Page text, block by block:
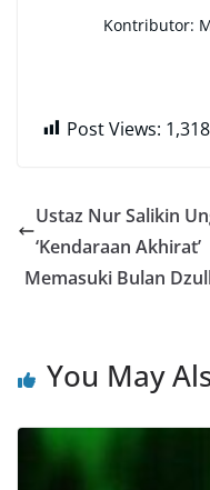
Kontributor:
Post Views: 1,318
Ustaz Nur Salikin
‘Kendaraan Akhirat’
Memasuki Bulan
You May